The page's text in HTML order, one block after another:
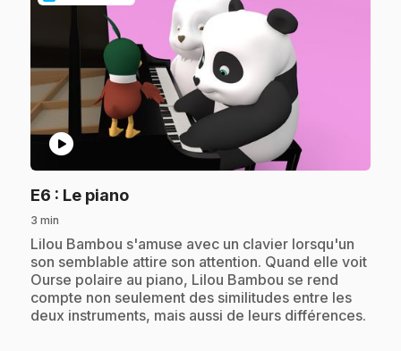
play_circle
E6 : Le piano.
3 min
.Lilou Bambou s'amuse avec un clavier lorsqu'un
son semblable attire son attention. Quand elle voit
Ourse polaire au piano, Lilou Bambou se rend
compte non seulement des similitudes entre les
deux instruments, mais aussi de leurs différences.